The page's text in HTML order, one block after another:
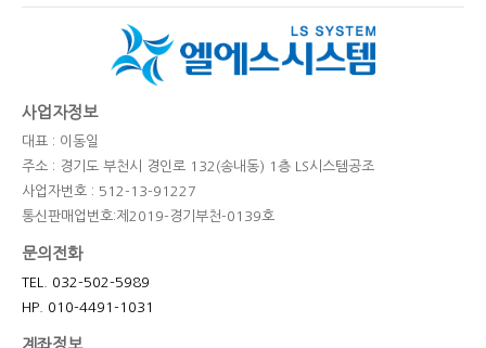
사업자정보
대표 : 이동일
주소 : 경기도 부천시 경인로 132(송내동) 1층 LS시스템공조
사업자번호 : 512-13-91227
통신판매업번호:제2019-경기부천-0139호
문의전화
TEL. 032-502-5989
HP. 010-4491-1031
계좌정보